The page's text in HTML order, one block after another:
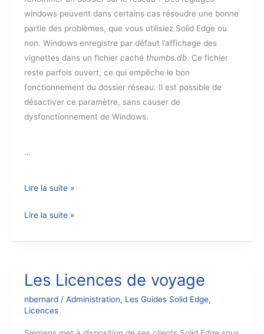
windows peuvent dans certains cas résoudre une bonne
partie des problèmes, que vous utilisiez Solid Edge ou
non. Windows enregistre par défaut l’affichage des
vignettes dans un fichier caché thumbs.db. Ce fichier
reste parfois ouvert, ce qui empêche le bon
fonctionnement du dossier réseau. Il est possible de
désactiver ce paramètre, sans causer de
dysfonctionnement de Windows.
…
Quelques
Windows
Lire la suite »
Quelques
Windows
Solid
Edge
Lire la suite »
Les Licences de voyage
nbernard / Administration, Les Guides Solid Edge,
Licences